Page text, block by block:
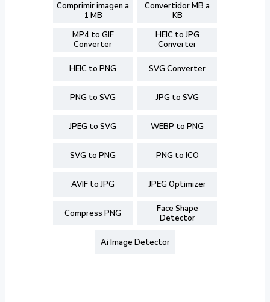
Comprimir imagen a
1 MB
Convertidor MB a
KB
MP4 to GIF
Converter
HEIC to JPG
Converter
HEIC to PNG SVG Converter
PNG to SVG JPG to SVG
JPEG to SVG WEBP to PNG
SVG to PNG PNG to ICO
AVIF to JPG JPEG Optimizer
Compress PNG
Face Shape
Detector
Ai Image Detector